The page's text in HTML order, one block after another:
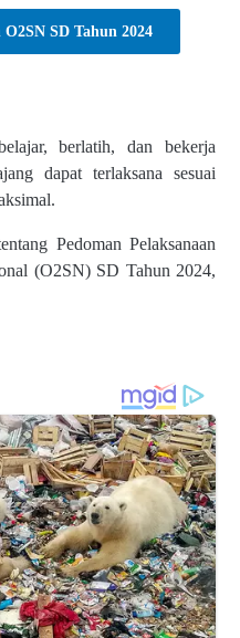
SD Tahun 2024
berlatih, dan bekerja
dapat terlaksana sesuai
Pedoman Pelaksanaan
(O2SN) SD Tahun 2024,